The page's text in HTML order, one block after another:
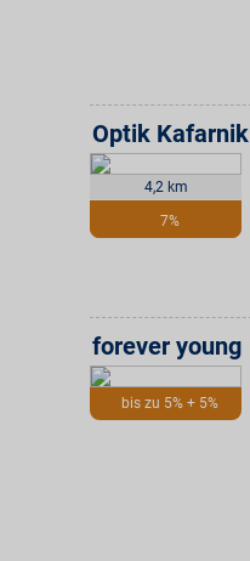
4,2 km
7%
Optik Kafarnik
bis zu 5% + 5%
forever young